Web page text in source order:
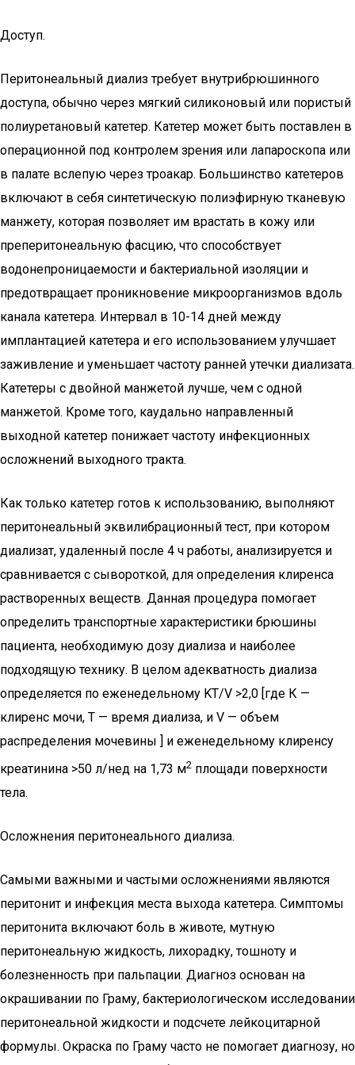
Доступ.
Перитонеальный диализ требует внутрибрюшинного
доступа, обычно через мягкий силиконовый или пористый
полиуретановый катетер. Катетер может быть поставлен в
операционной под контролем зрения или лапароскопа или
в палате вслепую через троакар. Большинство катетеров
включают в себя синтетическую полиэфирную тканевую
манжету, которая позволяет им врастать в кожу или
преперитонеальную фасцию, что способствует
водонепроницаемости и бактериальной изоляции и
предотвращает проникновение микроорганизмов вдоль
канала катетера. Интервал в 10-14 дней между
имплантацией катетера и его использованием улучшает
заживление и уменьшает частоту ранней утечки диализата.
Катетеры с двойной манжетой лучше, чем с одной
манжетой. Кроме того, каудально направленный
выходной катетер понижает частоту инфекционных
осложнений выходного тракта.
Как только катетер готов к использованию, выполняют
перитонеальный эквилибрационный тест, при котором
диализат, удаленный после 4 ч работы, анализируется и
сравнивается с сывороткой, для определения клиренса
растворенных веществ. Данная процедура помогает
определить транспортные характеристики брюшины
пациента, необходимую дозу диализа и наиболее
подходящую технику. В целом адекватность диализа
определяется по еженедельному KT/V >2,0 [где К —
клиренс мочи, Т — время диализа, и V — объем
распределения мочевины ] и еженедельному клиренсу
креатинина >50 л/нед на 1,73 м2 площади поверхности
тела.
Осложнения перитонеального диализа.
Самыми важными и частыми осложнениями являются
перитонит и инфекция места выхода катетера. Симптомы
перитонита включают боль в животе, мутную
перитонеальную жидкость, лихорадку, тошноту и
болезненность при пальпации. Диагноз основан на
окрашивании по Граму, бактериологическом исследовании
перитонеальной жидкости и подсчете лейкоцитарной
формулы. Окраска по Граму часто не помогает диагнозу, но